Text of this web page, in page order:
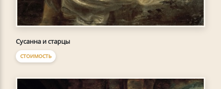
Сусанна и старцы
СТОИМОСТЬ